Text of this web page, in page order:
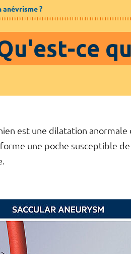
anévrisme ?
ce
est une dilatation
une poche susceptible